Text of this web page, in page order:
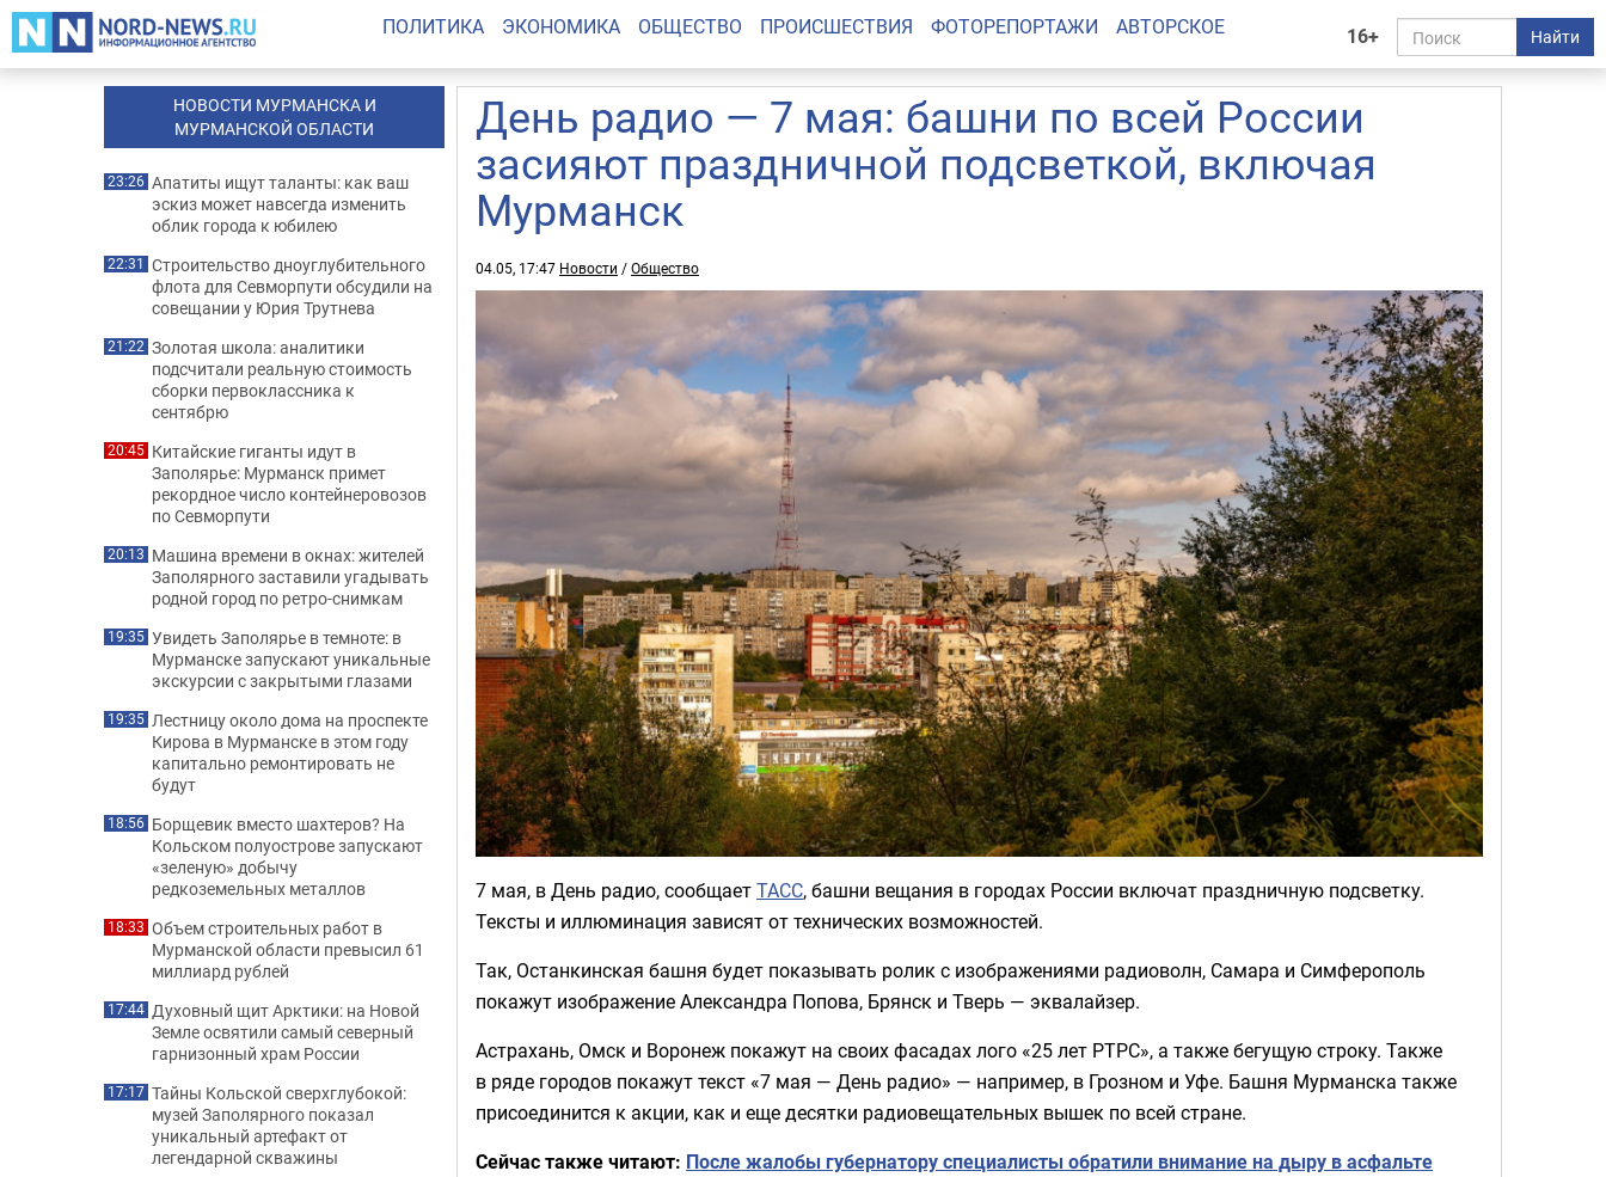
16+ Найти
ПОЛИТИКА ЭКОНОМИКА ОБЩЕСТВО ПРОИСШЕСТВИЯ ФОТОРЕПОРТАЖИ АВТОРСКОЕ
День радио — 7 мая: башни по всей России
засияют праздничной подсветкой, включая
Мурманск
04.05, 17:47 Новости /Общество
7 мая, в День радио, сообщаетТАСС, башни вещания в городах России включат праздничную подсветку.
Тексты и иллюминация зависят от технических возможностей.
Так, Останкинская башня будет показывать ролик с изображениями радиоволн, Самара и Симферополь
покажут изображение Александра Попова, Брянск и Тверь — эквалайзер.
Астрахань, Омск и Воронеж покажут на своих фасадах лого «25 лет РТРС», а также бегущую строку. Также
в ряде городов покажут текст «7 мая — День радио» — например, в Грозном и Уфе. Башня Мурманска также
присоединится к акции, как и еще десятки радиовещательных вышек по всей стране.
Сейчас также читают: После жалобы губернатору специалисты обратили внимание на дыру в асфальте
НОВОСТИ МУРМАНСКА И
МУРМАНСКОЙ ОБЛАСТИ
23:26 Апатиты ищут таланты: как ваш
эскиз может навсегда изменить
облик города к юбилею
22:31 Строительство дноуглубительного
флота для Севморпути обсудили на
совещании у Юрия Трутнева
21:22 Золотая школа: аналитики
подсчитали реальную стоимость
сборки первоклассника к
сентябрю
20:45 Китайские гиганты идут в
Заполярье: Мурманск примет
рекордное число контейнеровозов
по Севморпути
20:13 Машина времени в окнах: жителей
Заполярного заставили угадывать
родной город по ретро-снимкам
19:35 Увидеть Заполярье в темноте: в
Мурманске запускают уникальные
экскурсии с закрытыми глазами
19:35 Лестницу около дома на проспекте
Кирова в Мурманске в этом году
капитально ремонтировать не
будут
18:56 Борщевик вместо шахтеров? На
Кольском полуострове запускают
«зеленую» добычу
редкоземельных металлов
18:33 Объем строительных работ в
Мурманской области превысил 61
миллиард рублей
17:44 Духовный щит Арктики: на Новой
Земле освятили самый северный
гарнизонный храм России
17:17 Тайны Кольской сверхглубокой:
музей Заполярного показал
уникальный артефакт от
легендарной скважины